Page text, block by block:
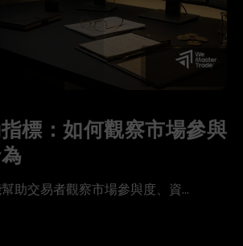
標：如何觀察市場參與
助交易者觀察市場參與度、資...